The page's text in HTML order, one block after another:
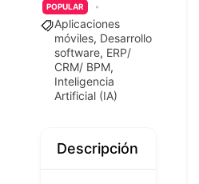
POPULAR
Aplicaciones
móviles, Desarrollo
software, ERP/
CRM/ BPM,
Inteligencia
Artificial (IA)
Descripción